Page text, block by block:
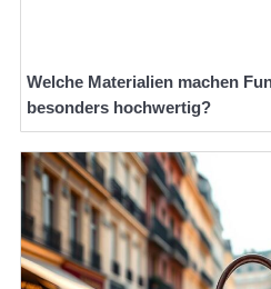
Welche Materialien machen
besonders hochwertig?